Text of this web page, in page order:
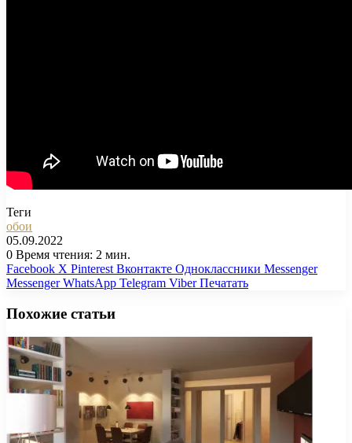
Теги
обои
05.09.2022
0 Время чтения: 2 мин.
Facebook X Pinterest Вконтакте Одноклассники Messenger
Messenger WhatsApp Telegram Viber Печатать
Похожие статьи